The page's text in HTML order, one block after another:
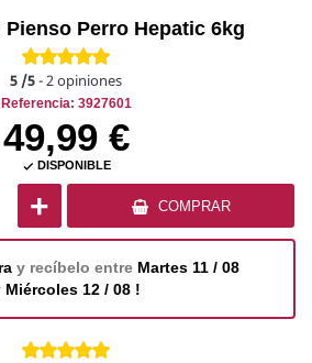
Pienso Perro Hepatic 6kg
5 /5-2opiniones
Referencia: 3927601
49,99 €
 DISPONIBLE
+ COMPRAR
y recíbelo entre Martes 11 / 08
Miércoles 12 / 08 !